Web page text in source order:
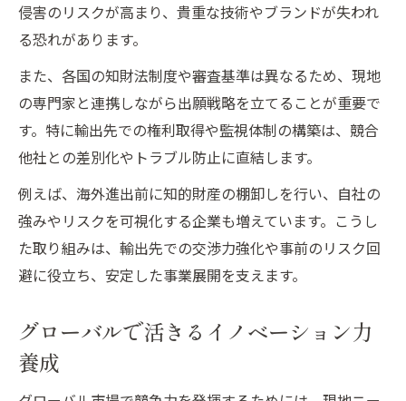
侵害のリスクが高まり、貴重な技術やブランドが失われ
る恐れがあります。
また、各国の知財法制度や審査基準は異なるため、現地
の専門家と連携しながら出願戦略を立てることが重要で
す。特に輸出先での権利取得や監視体制の構築は、競合
他社との差別化やトラブル防止に直結します。
例えば、海外進出前に知的財産の棚卸しを行い、自社の
強みやリスクを可視化する企業も増えています。こうし
た取り組みは、輸出先での交渉力強化や事前のリスク回
避に役立ち、安定した事業展開を支えます。
グローバルで活きるイノベーション力
養成